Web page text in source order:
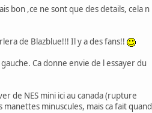
bon ,ce ne sont que des details, cela n
de Blazblue!!! Il y a des fans!!
Ca donne envie de l essayer du
de NES mini ici au canada (rupture
minuscules, mais ca fait quand